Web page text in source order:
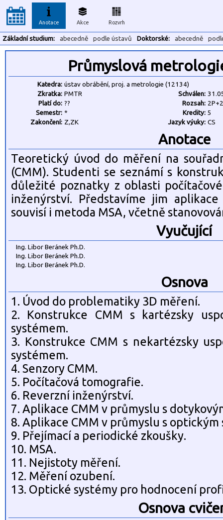
Anotace Akce Rozvrh
Základní studium: abecedně podle ústavů Doktorské: abecedně
Průmyslová
Katedra: ústav obrábění, proj. a metrologie (12134)
Zkratka: PMTR Schválen:
Platí do: ?? Rozsah:
Semestr: * Kredity: 5
Zakončení: Z,ZK Jazyk výuky: CS
Anotace
Teoretický úvod do měření na
(CMM). Studenti se seznámí s
důležité poznatky z oblasti
inženýrství. Představíme jim
souvisí i metoda MSA, včetně
Vyučující
Ing. Libor Beránek Ph.D.
Ing. Libor Beránek Ph.D.
Ing. Libor Beránek Ph.D.
Osnova
1. Úvod do problematiky 3D měření.
2. Konstrukce CMM s kartézsky
systémem.
3. Konstrukce CMM s nekartézsky
systémem.
4. Senzory CMM.
5. Počítačová tomografie.
6. Reverzní inženýrství.
7. Aplikace CMM v průmyslu s
8. Aplikace CMM v průmyslu s
9. Přejímací a periodické zkoušky.
10. MSA.
11. Nejistoty měření.
12. Měření ozubení.
13. Optické systémy pro hodnocení
Osnova